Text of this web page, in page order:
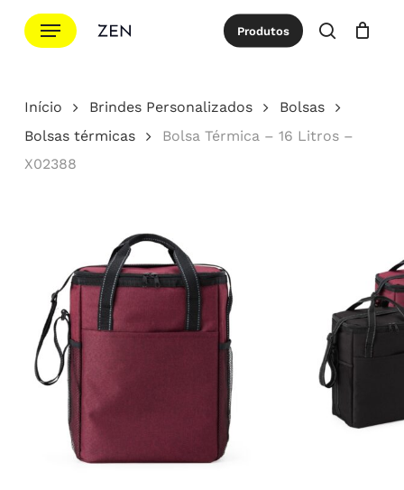
para
principal
Menu Produtos
procurar
Cotação Close
Início Brindes Personalizados
Bolsas
Bolsas térmicas
Bolsa Térmica – 16 Litros –
X02388